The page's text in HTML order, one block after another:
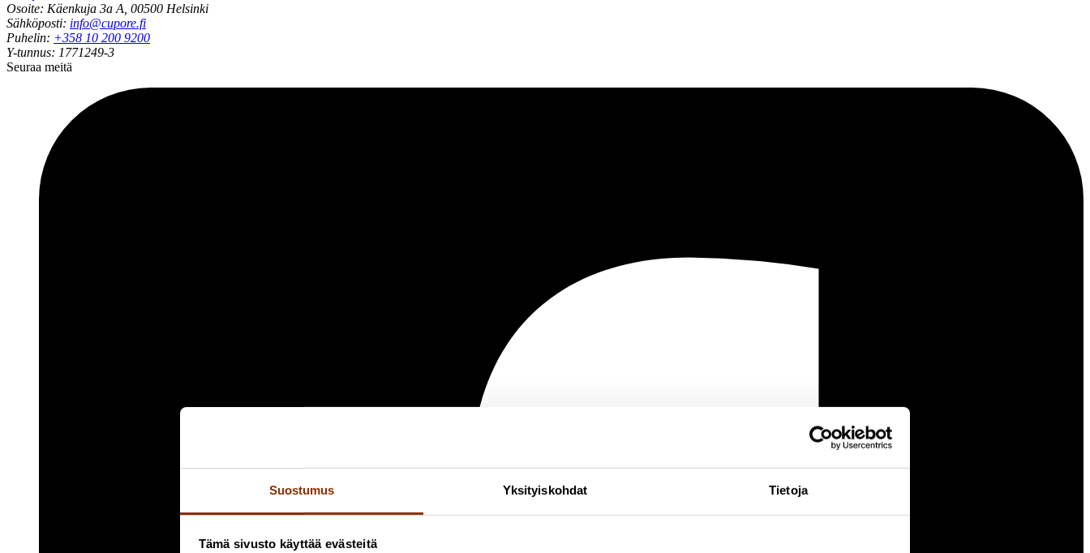
Suostumus Yksityiskohdat Tietoja
Tämä sivusto käyttää evästeitä
Osoite: Käenkuja 3a A, 00500 Helsinki
Sähköposti: info@cupore.fi
Puhelin: +358 10 200 9200
Y-tunnus: 1771249-3
Seuraa meitä